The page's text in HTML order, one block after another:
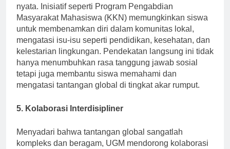
nyata. Inisiatif seperti Program Pengabdian
Masyarakat Mahasiswa (KKN) memungkinkan siswa
untuk membenamkan diri dalam komunitas lokal,
mengatasi isu-isu seperti pendidikan, kesehatan, dan
kelestarian lingkungan. Pendekatan langsung ini tidak
hanya menumbuhkan rasa tanggung jawab sosial
tetapi juga membantu siswa memahami dan
mengatasi tantangan global di tingkat akar rumput.
5. Kolaborasi Interdisipliner
Menyadari bahwa tantangan global sangatlah
kompleks dan beragam, UGM mendorong kolaborasi